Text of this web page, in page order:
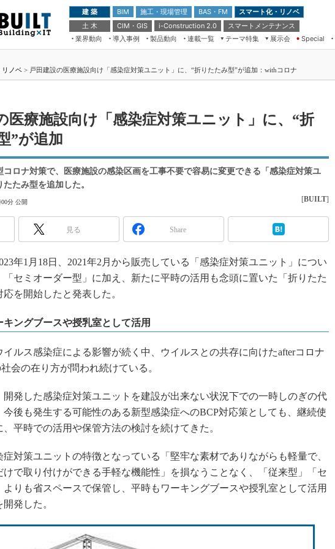
建 築 BIM 施工・現場管理 BAS・FM
スマート化・リノベ
土 木
CIM・GIS i-Construction 2.0
スマートメンテナンス
業界動向
導入事例 製品動向 連載一覧
テーマ特集
ドローンがもたらす建設業界の“ゲー
ムチェンジ” Ver.2.0
“Society5.0”時代のスマートビル
展示会
第8回 国際 建設・測量展
築・土木・不動産の先端技術展－
メンテナンス・レジリエンスOSAKA
IGAS2018
Special
リノベ > 戸田建設の医療施設向け「感染症対策ユニット」に、“折りたたみ型”が追加：withコロナ
医療施設向け「感染症対策ユニット」に、“折
”が追加
コロナ対策で、医療施設の感染区画を工事不要で容易に変更できる「感染症対策ユ
たみ型を追加した。
00分 公開 [BUILT]
見る Share
年1月18日、2021年2月から販売している「感染症対策ユニット」につい
「セミオーダー型」に加え、新たに平時の活用も念頭に置いた「折りたた
を開始したと発表した。
ングブースや授乳室として活用
ルス感染症による影響が続く中、ウイルスとの共存に向けたafterコロナ
会の在り方が問われ続けている。
発した感染症対策ユニットを建設が出来ない状況下での一時しのぎの代
今後も発生する可能性のある新型感染症へのBCP対応策としても、継続使
、平時での活用や保管方法の検討を続けてきた。
対策ユニットの特徴となっている「堅牢な素材でありながらも軽量で、
けで取り付けができる手軽な機能性」を損なうことなく、「従来型」「セ
よりも省スペースで保管し、平時もワーキングブースや授乳室として活用
発した。